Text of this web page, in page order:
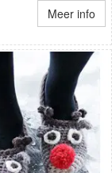
Meer info